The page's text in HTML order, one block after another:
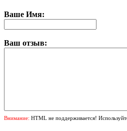
Ваше Имя:
Ваш отзыв:
Внимание: HTML не поддерживается!